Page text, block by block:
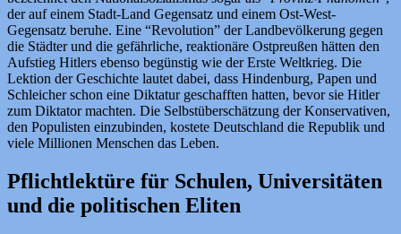
der auf einem Stadt-Land Gegensatz und einem Ost-West-
Gegensatz beruhe. Eine “Revolution” der Landbevölkerung gegen
die Städter und die gefährliche, reaktionäre Ostpreußen hätten den
Aufstieg Hitlers ebenso begünstig wie der Erste Weltkrieg. Die
Lektion der Geschichte lautet dabei, dass Hindenburg, Papen und
Schleicher schon eine Diktatur geschafften hatten, bevor sie Hitler
zum Diktator machten. Die Selbstüberschätzung der Konservativen,
den Populisten einzubinden, kostete Deutschland die Republik und
viele Millionen Menschen das Leben.
Pflichtlektüre für Schulen, Universitäten
und die politischen Eliten